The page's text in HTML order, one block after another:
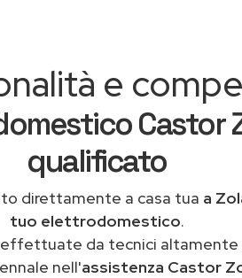
e
Castor
qualificato
direttamente a casa tua a
tuo elettrodomestico.
da tecnici altamente
nell'assistenza Castor